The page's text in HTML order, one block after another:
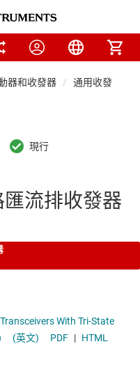
器和收發器 通用收發器
流排收發器
With Tri-State
(英文) PDF | HTML